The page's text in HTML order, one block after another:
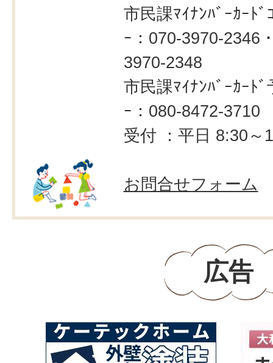
市民課ﾏｲﾅﾝﾊﾞｰｶｰﾄﾞ
ｰ：070-3970-2346
3970-2348
市民課ﾏｲﾅﾝﾊﾞｰｶｰﾄﾞ
ｰ：080-8472-3710
受付 ：平日 8:30～
お問合せフォーム
広告